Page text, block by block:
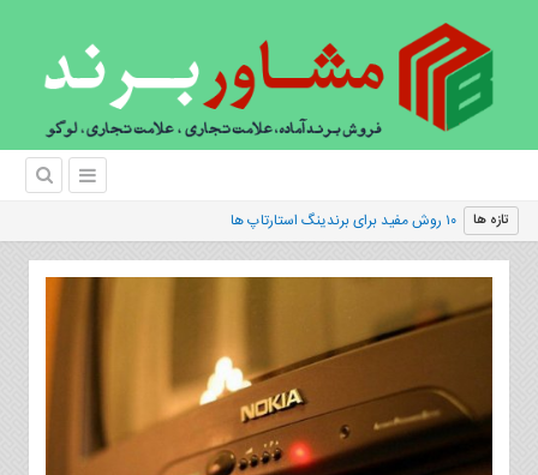
تازه ها |